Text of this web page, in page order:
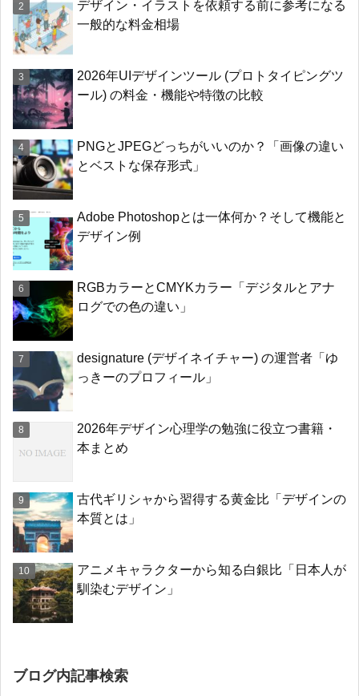
デザイン・イラストを依頼する前に参考になる
一般的な料金相場
2026年UIデザインツール (プロトタイピングツ
ール) の料金・機能や特徴の比較
PNGとJPEGどっちがいいのか？「画像の違い
とベストな保存形式」
Adobe Photoshopとは一体何か？そして機能と
デザイン例
RGBカラーとCMYKカラー「デジタルとアナ
ログでの色の違い」
designature (デザイネイチャー) の運営者「ゆ
っきーのプロフィール」
2026年デザイン心理学の勉強に役立つ書籍・
本まとめ
古代ギリシャから習得する黄金比「デザインの
本質とは」
アニメキャラクターから知る白銀比「日本人が
馴染むデザイン」
ブログ内記事検索